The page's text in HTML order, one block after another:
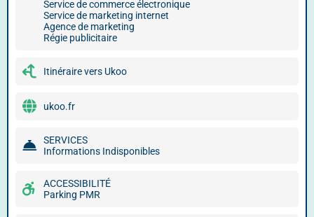
Service de commerce électronique
Service de marketing internet
Agence de marketing
Régie publicitaire
Itinéraire vers Ukoo
ukoo.fr
SERVICES
Informations Indisponibles
ACCESSIBILITÉ
Parking PMR